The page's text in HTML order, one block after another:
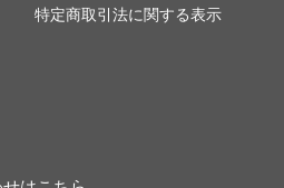
特定商取引法に関する表示